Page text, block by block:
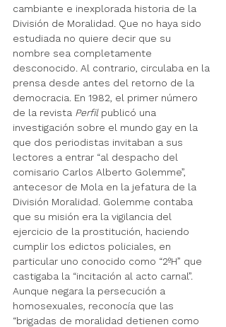
cambiante e inexplorada historia de la
División de Moralidad. Que no haya sido
estudiada no quiere decir que su
nombre sea completamente
desconocido. Al contrario, circulaba en la
prensa desde antes del retorno de la
democracia. En 1982, el primer número
de la revista Perfil publicó una
investigación sobre el mundo gay en la
que dos periodistas invitaban a sus
lectores a entrar “al despacho del
comisario Carlos Alberto Golemme”,
antecesor de Mola en la jefatura de la
División Moralidad. Golemme contaba
que su misión era la vigilancia del
ejercicio de la prostitución, haciendo
cumplir los edictos policiales, en
particular uno conocido como “2ºH” que
castigaba la “incitación al acto carnal”.
Aunque negara la persecución a
homosexuales, reconocía que las
“brigadas de moralidad detienen como